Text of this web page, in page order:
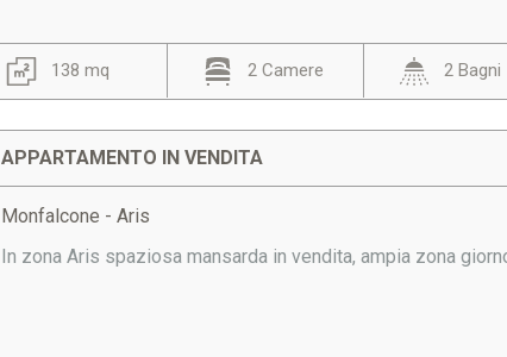
138 mq 2 Camere 2 Bagni
APPARTAMENTO IN VENDITA
Monfalcone - Aris
In zona Aris spaziosa mansarda in vendita, ampia zona